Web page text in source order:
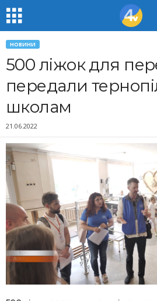
НОВИНИ
500 ліжок для
передали
школам
21.06.2022